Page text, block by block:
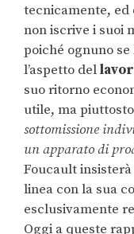
tecnicamente, ed
non iscrive i suoi
poiché ognuno
l’aspetto del
suo ritorno
utile, ma
sottomissione
un apparato di
Foucault
linea con la sua
esclusivamente
Oggi a queste